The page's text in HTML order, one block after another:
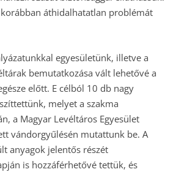
áthidalhatatlan problémát
egyesületünk, illetve a
bemutatkozása vált lehetővé a
előtt. E célból 10 db nagy
melyet a szakma
a Magyar Levéltáros Egyesület
vándorgyűlésén mutattunk be. A
anyagok jelentős részét
is hozzáférhetővé tettük, és